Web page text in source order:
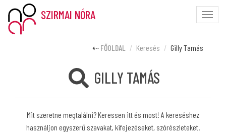
Toggle
SZIRMAI NÓRA
FŐOLDAL Keresés Gilly Tamás
GILLY TAMÁS
Mit szeretne megtalálni? Keressen itt és most! A kereséshez
használjon egyszerű szavakat, kifejezéseket, szórészleteket.